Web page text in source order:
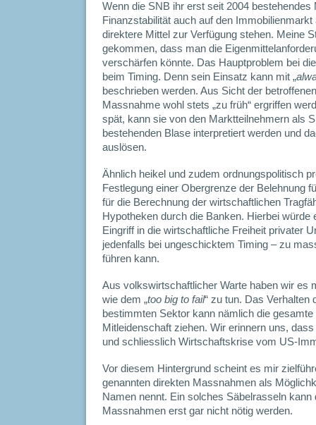
Wenn die SNB ihr erst seit 2004 bestehendes
Finanzstabilität auch auf den
direktere Mittel zur Verfügung stehen. Meine
gekommen, dass man die
verschärfen könnte. Das Hauptproblem bei
beim Timing. Denn sein Einsatz kann mit „
beschrieben werden. Aus Sicht der
Massnahme wohl stets „zu früh“ ergriffen
spät, kann sie von den Marktteilnehmern als
bestehenden Blase interpretiert werden und
auslösen.
Ähnlich heikel und zudem ordnungspolitisch
Festlegung einer Obergrenze der Belehnung
für die Berechnung der wirtschaftlichen
Hypotheken durch die Banken. Hierbei würde
Eingriff in die wirtschaftliche Freiheit privater
jedenfalls bei ungeschicktem Timing – zu
führen kann.
Aus volkswirtschaftlicher Warte haben wir es
wie dem „too big to fail“ zu tun. Das Verhalten
bestimmten Sektor kann nämlich die
Mitleidenschaft ziehen. Wir erinnern uns,
und schliesslich Wirtschaftskrise vom US-
Vor diesem Hintergrund scheint es mir
genannten direkten Massnahmen als
Namen nennt. Ein solches Säbelrasseln kann
Massnahmen erst gar nicht nötig werden.